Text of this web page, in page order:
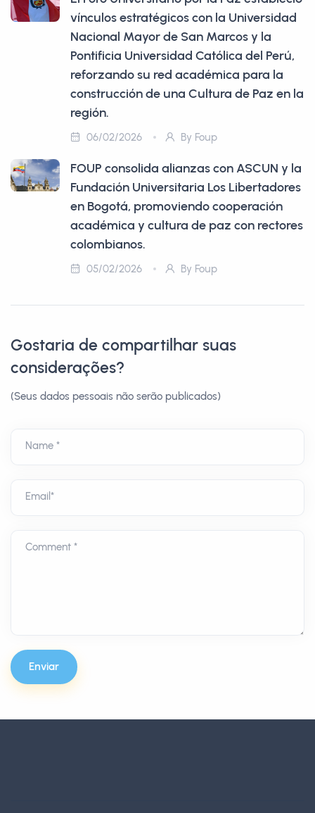
vínculos estratégicos con la Universidad
Nacional Mayor de San Marcos y la
Pontificia Universidad Católica del Perú,
reforzando su red académica para la
construcción de una Cultura de Paz en la
región.
06/02/2026 By Foup
FOUP consolida alianzas con ASCUN y la
Fundación Universitaria Los Libertadores
en Bogotá, promoviendo cooperación
académica y cultura de paz con rectores
colombianos.​​​​​​​​​​​​​​​​
05/02/2026 By Foup
Gostaria de compartilhar suas
considerações?
(Seus dados pessoais não serão publicados)
Name *
Email*
Comment *
Enviar